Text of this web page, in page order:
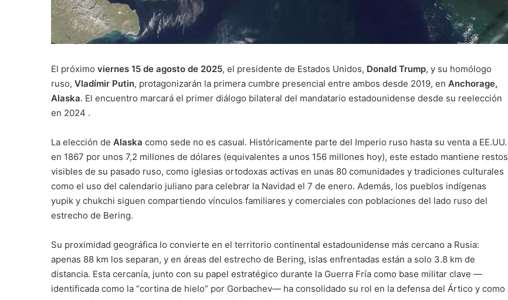
El próximo viernes 15 de agosto de 2025, el presidente de Estados Unidos, Donald Trump, y su homólogo
ruso, Vladímir Putin, protagonizarán la primera cumbre presencial entre ambos desde 2019, en Anchorage,
Alaska. El encuentro marcará el primer diálogo bilateral del mandatario estadounidense desde su reelección
en 2024 .
La elección de Alaska como sede no es casual. Históricamente parte del Imperio ruso hasta su venta a EE.UU.
en 1867 por unos 7,2 millones de dólares (equivalentes a unos 156 millones hoy), este estado mantiene restos
visibles de su pasado ruso, como iglesias ortodoxas activas en unas 80 comunidades y tradiciones culturales
como el uso del calendario juliano para celebrar la Navidad el 7 de enero. Además, los pueblos indígenas
yupik y chukchi siguen compartiendo vínculos familiares y comerciales con poblaciones del lado ruso del
estrecho de Bering.
Su proximidad geográfica lo convierte en el territorio continental estadounidense más cercano a Rusia:
apenas 88 km los separan, y en áreas del estrecho de Bering, islas enfrentadas están a solo 3.8 km de
distancia. Esta cercanía, junto con su papel estratégico durante la Guerra Fría como base militar clave —
identificada como la “cortina de hielo” por Gorbachev— ha consolidado su rol en la defensa del Ártico y como